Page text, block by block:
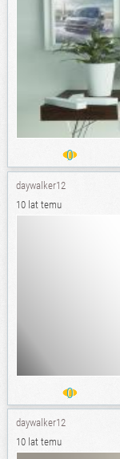
0
daywalker12
10 lat temu
0
daywalker12
10 lat temu